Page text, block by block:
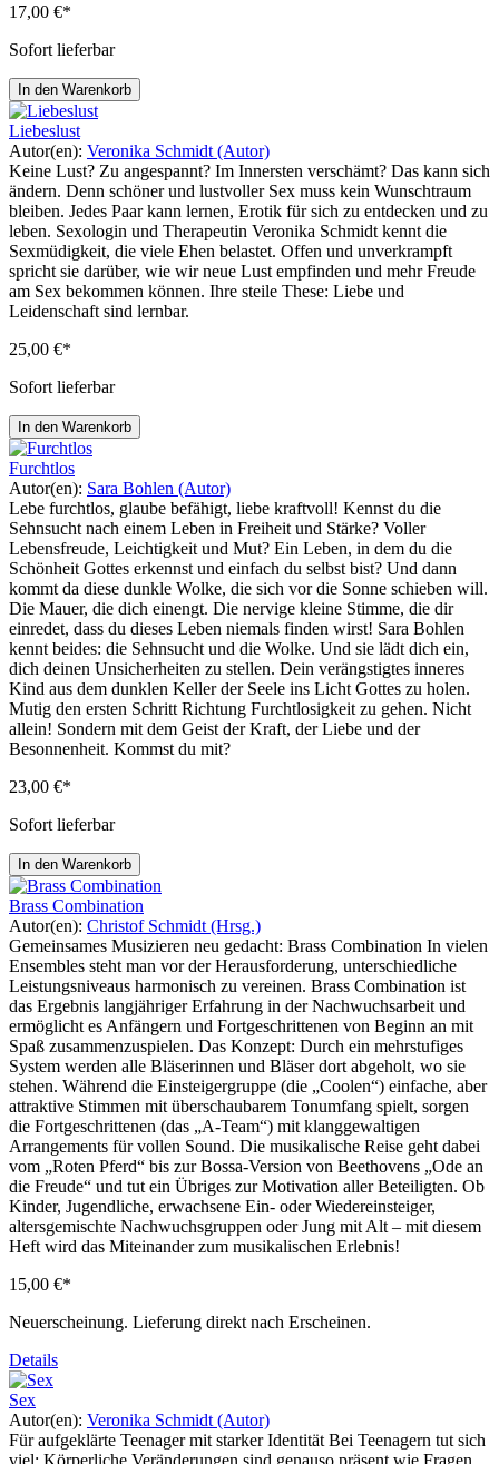
17,00 €*
Sofort lieferbar
In den Warenkorb
Liebeslust
Autor(en): Veronika Schmidt (Autor)
Keine Lust? Zu angespannt? Im Innersten verschämt? Das kann sich
ändern. Denn schöner und lustvoller Sex muss kein Wunschtraum
bleiben. Jedes Paar kann lernen, Erotik für sich zu entdecken und zu
leben. Sexologin und Therapeutin Veronika Schmidt kennt die
Sexmüdigkeit, die viele Ehen belastet. Offen und unverkrampft
spricht sie darüber, wie wir neue Lust empfinden und mehr Freude
am Sex bekommen können. Ihre steile These: Liebe und
Leidenschaft sind lernbar.
25,00 €*
Sofort lieferbar
In den Warenkorb
Furchtlos
Autor(en): Sara Bohlen (Autor)
Lebe furchtlos, glaube befähigt, liebe kraftvoll! Kennst du die
Sehnsucht nach einem Leben in Freiheit und Stärke? Voller
Lebensfreude, Leichtigkeit und Mut? Ein Leben, in dem du die
Schönheit Gottes erkennst und einfach du selbst bist? Und dann
kommt da diese dunkle Wolke, die sich vor die Sonne schieben will.
Die Mauer, die dich einengt. Die nervige kleine Stimme, die dir
einredet, dass du dieses Leben niemals finden wirst! Sara Bohlen
kennt beides: die Sehnsucht und die Wolke. Und sie lädt dich ein,
dich deinen Unsicherheiten zu stellen. Dein verängstigtes inneres
Kind aus dem dunklen Keller der Seele ins Licht Gottes zu holen.
Mutig den ersten Schritt Richtung Furchtlosigkeit zu gehen. Nicht
allein! Sondern mit dem Geist der Kraft, der Liebe und der
Besonnenheit. Kommst du mit?
23,00 €*
Sofort lieferbar
In den Warenkorb
Brass Combination
Autor(en): Christof Schmidt (Hrsg.)
Gemeinsames Musizieren neu gedacht: Brass Combination In vielen
Ensembles steht man vor der Herausforderung, unterschiedliche
Leistungsniveaus harmonisch zu vereinen. Brass Combination ist
das Ergebnis langjähriger Erfahrung in der Nachwuchsarbeit und
ermöglicht es Anfängern und Fortgeschrittenen von Beginn an mit
Spaß zusammenzuspielen. Das Konzept: Durch ein mehrstufiges
System werden alle Bläserinnen und Bläser dort abgeholt, wo sie
stehen. Während die Einsteigergruppe (die „Coolen“) einfache, aber
attraktive Stimmen mit überschaubarem Tonumfang spielt, sorgen
die Fortgeschrittenen (das „A-Team“) mit klanggewaltigen
Arrangements für vollen Sound. Die musikalische Reise geht dabei
vom „Roten Pferd“ bis zur Bossa-Version von Beethovens „Ode an
die Freude“ und tut ein Übriges zur Motivation aller Beteiligten. Ob
Kinder, Jugendliche, erwachsene Ein- oder Wiedereinsteiger,
altersgemischte Nachwuchsgruppen oder Jung mit Alt – mit diesem
Heft wird das Miteinander zum musikalischen Erlebnis!
15,00 €*
Neuerscheinung. Lieferung direkt nach Erscheinen.
Details
Sex
Autor(en): Veronika Schmidt (Autor)
Für aufgeklärte Teenager mit starker Identität Bei Teenagern tut sich
viel: Körperliche Veränderungen sind genauso präsent wie Fragen